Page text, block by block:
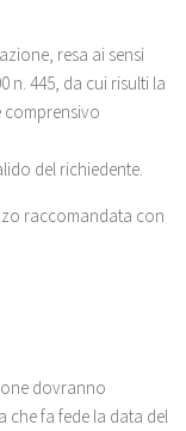
resa ai sensi
n. 445, da cui risulti la
comprensivo
del richiedente.
raccomandata con
dovranno
che fa fede la data del